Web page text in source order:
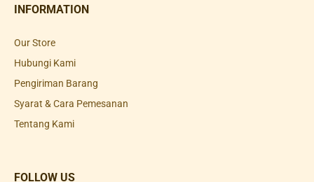
INFORMATION
Our Store
Hubungi Kami
Pengiriman Barang
Syarat & Cara Pemesanan
Tentang Kami
FOLLOW US